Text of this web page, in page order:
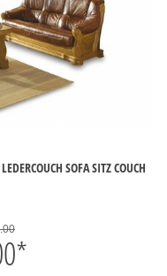
SOFA SITZ COUCH
*